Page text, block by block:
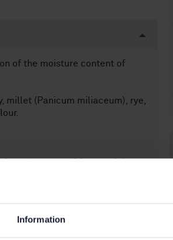
Information
of the moisture content of
millet (Panicum miliaceum), rye,
pulses, see ISO 24557[7].